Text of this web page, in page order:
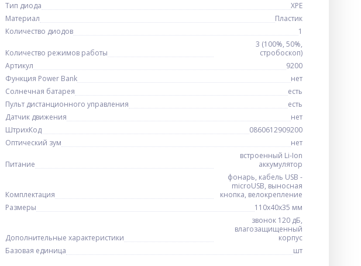
Тип диода
XPE
Материал
Пластик
Количество диодов
1
Количество режимов работы
3 (100%, 50%,
стробоскоп)
Артикул
9200
Функция Power Bank
нет
Солнечная батарея
есть
Пульт дистанционного управления
есть
Датчик движения
нет
ШтрихКод
0860612909200
Оптический зум
нет
Питание
встроенный Li-Ion
аккумулятор
Комплектация
фонарь, кабель USB -
microUSB, выносная
кнопка, велокрепление
Размеры
110х40х35 мм
Дополнительные характеристики
звонок 120 дБ,
влагозащищенный
корпус
Базовая единица
шт